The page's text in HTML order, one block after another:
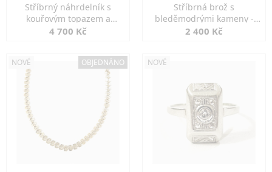
Stříbrný náhrdelník s
kouřovým topazem a
markazity
4 700 Kč
Stříbrná brož s
bleděmodrými kameny -
jemná elegance
2 400 Kč
NOVÉ OBJEDNÁNO NOVÉ